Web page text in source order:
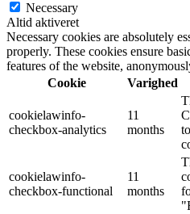
Necessary
Altid aktiveret
Necessary cookies are absolutely
properly. These cookies ensure
features of the website,
Cookie
Varighed
cookielawinfo-
checkbox-analytics
11
months
cookielawinfo-
checkbox-functional
11
months